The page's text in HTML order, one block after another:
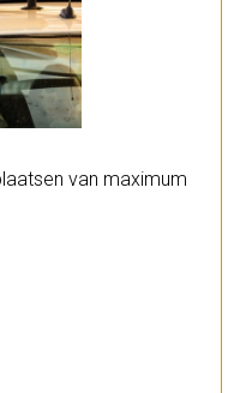
van maximum